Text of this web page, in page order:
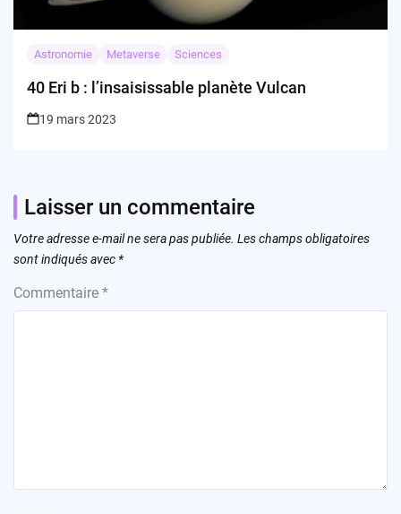
Astronomie Metaverse Sciences
40 Eri b : l’insaisissable planète Vulcan
19 mars 2023
Laisser un commentaire
Votre adresse e-mail ne sera pas publiée. Les champs obligatoires
sont indiqués avec *
Commentaire *